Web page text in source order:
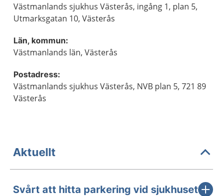
Västmanlands sjukhus Västerås, ingång 1, plan 5,
Utmarksgatan 10, Västerås
Län, kommun:
Västmanlands län, Västerås
Postadress:
Västmanlands sjukhus Västerås, NVB plan 5, 721 89
Västerås
Aktuellt
Svårt att hitta parkering vid sjukhuset